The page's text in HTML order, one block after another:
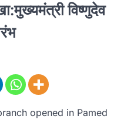
विष्णुदेव
opened in Pamed